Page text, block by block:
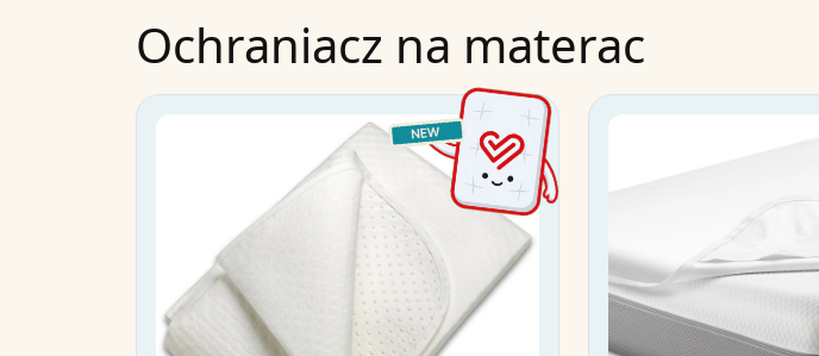
Ochraniacz na materac